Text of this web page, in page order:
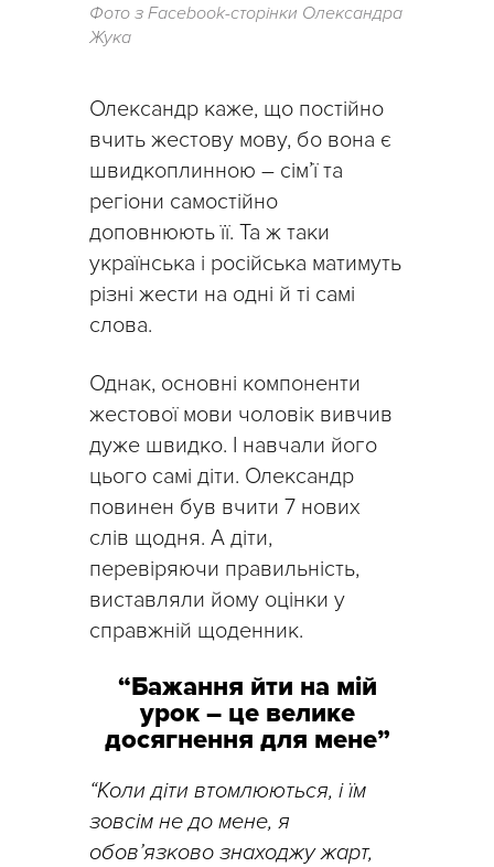
Фото з Facebook-сторінки Олександра
Жука
Олександр каже, що постійно
вчить жестову мову, бо вона є
швидкоплинною – сім’ї та
регіони самостійно
доповнюють її. Та ж таки
українська і російська матимуть
різні жести на одні й ті самі
слова.
Однак, основні компоненти
жестової мови чоловік вивчив
дуже швидко. І навчали його
цього самі діти. Олександр
повинен був вчити 7 нових
слів щодня. А діти,
перевіряючи правильність,
виставляли йому оцінки у
справжній щоденник.
“Бажання йти на мій
урок – це велике
досягнення для мене”
“Коли діти втомлюються, і їм
зовсім не до мене, я
обов’язково знаходжу жарт,